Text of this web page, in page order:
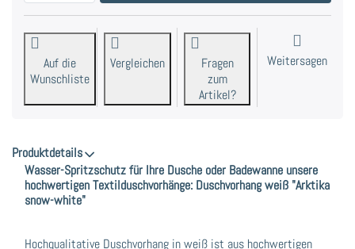
Auf die
Wunschliste
Vergleichen
Fragen
zum
Artikel?
Weitersagen
Produktdetails
Wasser-Spritzschutz für Ihre Dusche oder Badewanne unsere
hochwertigen Textilduschvorhänge: Duschvorhang weiß "Arktika
snow-white"
Hochqualitative Duschvorhang in weiß ist aus hochwertigen